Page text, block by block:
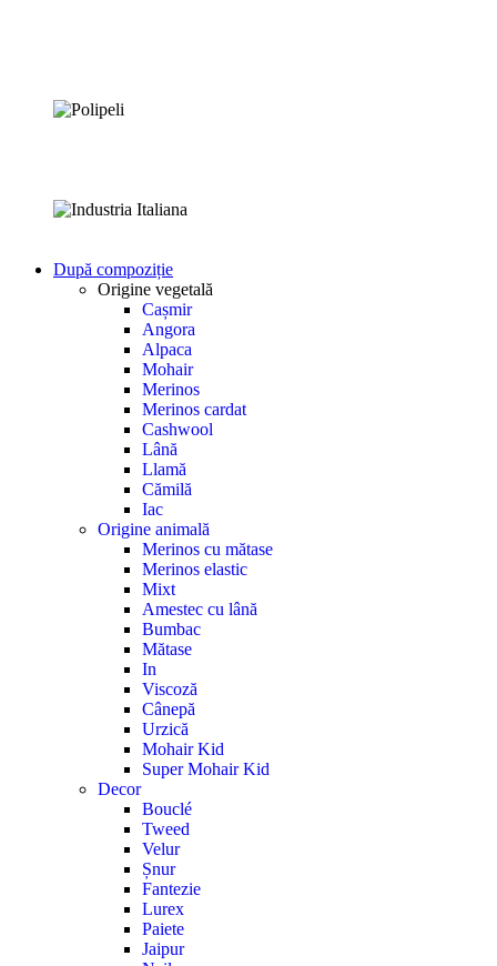
După compoziție
Origine vegetală
Cașmir
Angora
Alpaca
Mohair
Merinos
Merinos cardat
Cashwool
Lână
Llamă
Cămilă
Iac
Origine animală
Merinos cu mătase
Merinos elastic
Mixt
Amestec cu lână
Bumbac
Mătase
In
Viscoză
Cânepă
Urzică
Mohair Kid
Super Mohair Kid
Decor
Bouclé
Tweed
Velur
Șnur
Fantezie
Lurex
Paiete
Jaipur